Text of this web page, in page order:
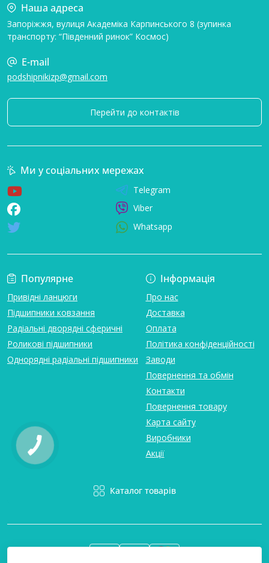
Наша адреса
Запоріжжя, вулиця Академіка Карпинського 8 (зупинка
транспорту: “Південний ринок” Космос)
E-mail
podshipnikizp@gmail.com
Перейти до контактів
Популярне
Привідні ланцюги
Підшипники ковзання
Радіальні дворядні сферичні
Роликові підшипники
Однорядні радіальні підшипники
Інформація
Про нас
Доставка
Оплата
Політика конфіденційності
Заводи
Повернення та обмін
Контакти
Повернення товару
Карта сайту
Виробники
Акції
Каталог товарів
Ми у соціальних мережах
Telegram
Viber
Whatsapp